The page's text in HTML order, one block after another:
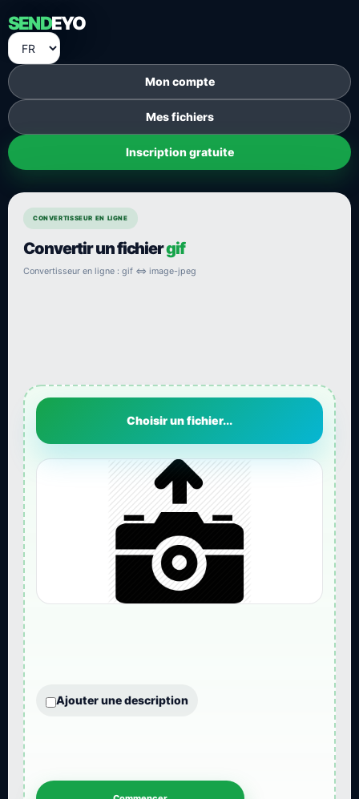
SENDEYO
Mon compte
Mes fichiers
Inscription gratuite
CONVERTISSEUR EN LIGNE
Convertir un fichiergif
Convertisseur en ligne : gif ⇔ image-jpeg
Choisir un fichier...
Ajouter une description